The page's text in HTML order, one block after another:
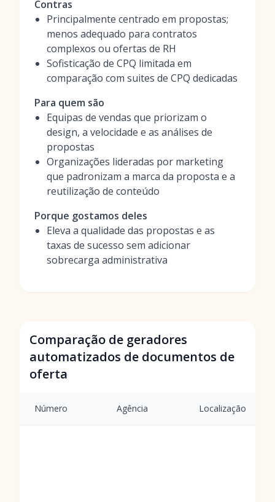
Contras
Principalmente centrado em propostas;
menos adequado para contratos
complexos ou ofertas de RH
Sofisticação de CPQ limitada em
comparação com suites de CPQ dedicadas
Para quem são
Equipas de vendas que priorizam o
design, a velocidade e as análises de
propostas
Organizações lideradas por marketing
que padronizam a marca da proposta e a
reutilização de conteúdo
Porque gostamos deles
Eleva a qualidade das propostas e as
taxas de sucesso sem adicionar
sobrecarga administrativa
Comparação de geradores
automatizados de documentos de
oferta
Número Agência Localização